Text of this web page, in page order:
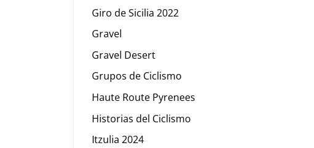
Giro de Sicilia 2022
Gravel
Gravel Desert
Grupos de Ciclismo
Haute Route Pyrenees
Historias del Ciclismo
Itzulia 2024